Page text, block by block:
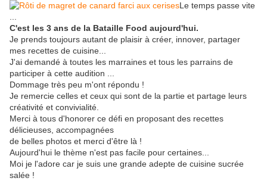
Le temps passe vite
C'est les 3 ans de la Bataille Food aujourd'hui.
Je prends toujours autant de plaisir à créer, innover, partager
mes recettes de cuisine...
J'ai demandé à toutes les marraines et tous les parrains de
participer à cette audition ...
Dommage très peu m'ont répondu !
Je remercie celles et ceux qui sont de la partie et partage leurs
créativité et convivialité.
Merci à tous d'honorer ce défi en proposant des recettes
délicieuses, accompagnées
de belles photos et merci d'être là !
Aujourd'hui le thème n'est pas facile pour certaines...
Moi je l'adore car je suis une grande adepte de cuisine sucrée
salée !